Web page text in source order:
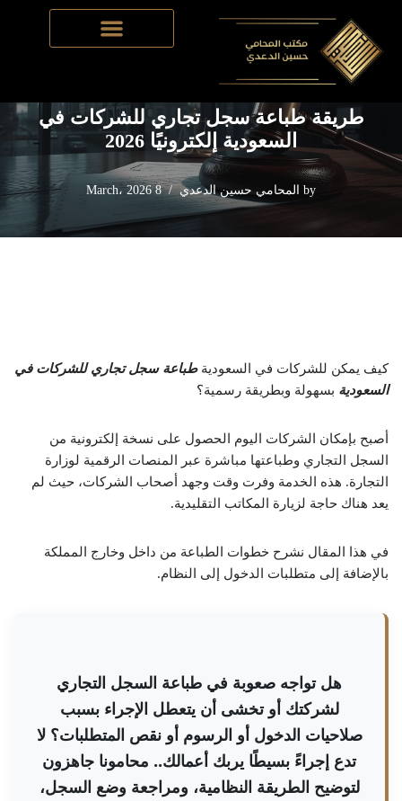
Skip
Home
- تأسيس الشركات في السعودية-طريقة طباعة سجل
تجاري للشركات في السعودية إلكترونيًا 2026
طريقة طباعة سجل تجاري للشركات في
السعودية إلكترونيًا 2026
by المحامي حسين الدعدي 8 March، 2026
كيف يمكن للشركات في السعوديةطباعة سجل تجاري للشركات في
السعودية بسهولة وبطريقة رسمية؟
أصبح بإمكان الشركات اليوم الحصول على نسخة إلكترونية من
السجل التجاري وطباعتها مباشرة عبر المنصات الرقمية لوزارة
التجارة. هذه الخدمة وفرت وقت وجهد أصحاب الشركات، حيث لم
يعد هناك حاجة لزيارة المكاتب التقليدية.
في هذا المقال نشرح خطوات الطباعة من داخل وخارج المملكة
بالإضافة إلى متطلبات الدخول إلى النظام.
هل تواجه صعوبة في طباعة السجل التجاري
لشركتك أو تخشى أن يتعطل الإجراء بسبب
صلاحيات الدخول أو الرسوم أو نقص المتطلبات؟ لا
تدع إجراءً بسيطًا يربك أعمالك.. محامونا جاهزون
لتوضيح الطريقة النظامية، ومراجعة وضع السجل،